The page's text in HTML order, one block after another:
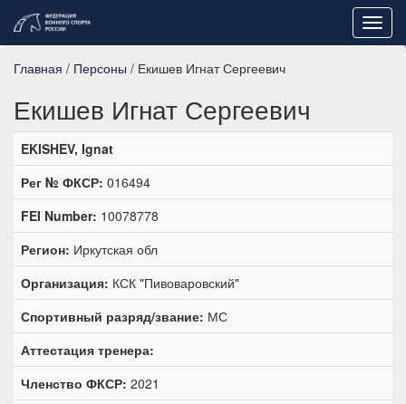
Главная / Персоны / Екишев Игнат Сергеевич
Екишев Игнат Сергеевич
EKISHEV, Ignat
Рег № ФКСР: 016494
FEI Number: 10078778
Регион: Иркутская обл
Организация: КСК "Пивоваровский"
Спортивный разряд/звание: МС
Аттестация тренера:
Членство ФКСР: 2021